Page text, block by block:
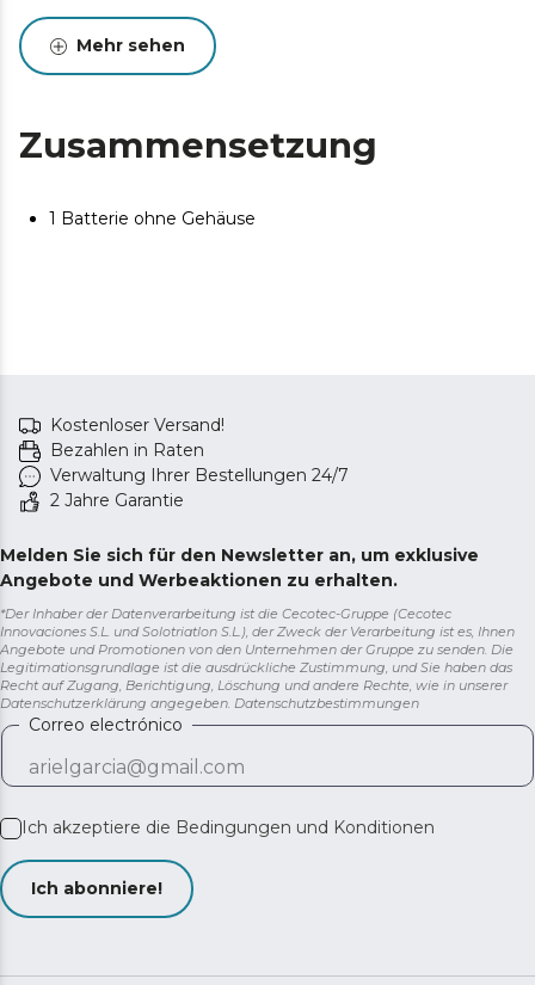
Mehr sehen
Zusammensetzung
1 Batterie ohne Gehäuse
Kostenloser Versand!
Bezahlen in Raten
Verwaltung Ihrer Bestellungen 24/7
2 Jahre Garantie
Melden Sie sich für den Newsletter an, um exklusive
Angebote und Werbeaktionen zu erhalten.
*Der Inhaber der Datenverarbeitung ist die Cecotec-Gruppe (Cecotec
Innovaciones S.L. und Solotriatlon S.L.), der Zweck der Verarbeitung ist es, Ihnen
Angebote und Promotionen von den Unternehmen der Gruppe zu senden. Die
Legitimationsgrundlage ist die ausdrückliche Zustimmung, und Sie haben das
Recht auf Zugang, Berichtigung, Löschung und andere Rechte, wie in unserer
Datenschutzerklärung angegeben. Datenschutzbestimmungen
Correo electrónico
Ich akzeptiere die Bedingungen und Konditionen
Ich abonniere!